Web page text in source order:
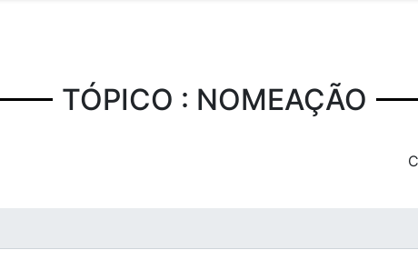
TÓPICO : NOMEAÇÃO